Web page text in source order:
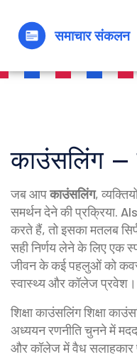
काउंसलिंग –
जब आपकाउंसलिंग,
समर्थन देने की प्रक्रिया.
करते हैं, तो इसका मतलब
सही निर्णय लेने के लिए एक
जीवन के कई पहलुओं को
स्वास्थ्य और कॉलेज प्रवेश।
शिक्षा काउंसलिंगशिक्षा
अध्ययन रणनीति चुनने में मदद
और कॉलेज में वैध सलाहकार